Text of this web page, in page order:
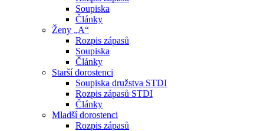
Soupiska
Články
Ženy „A“
Rozpis zápasů
Soupiska
Články
Starší dorostenci
Soupiska družstva STDI
Rozpis zápasů STDI
Články
Mladší dorostenci
Rozpis zápasů